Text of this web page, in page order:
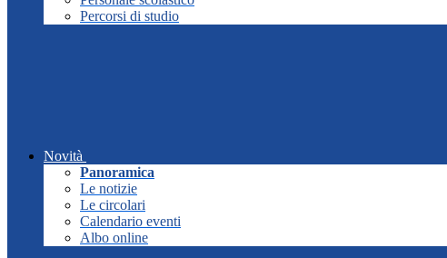
Percorsi di studio
Novità
Panoramica
Le notizie
Le circolari
Calendario eventi
Albo online